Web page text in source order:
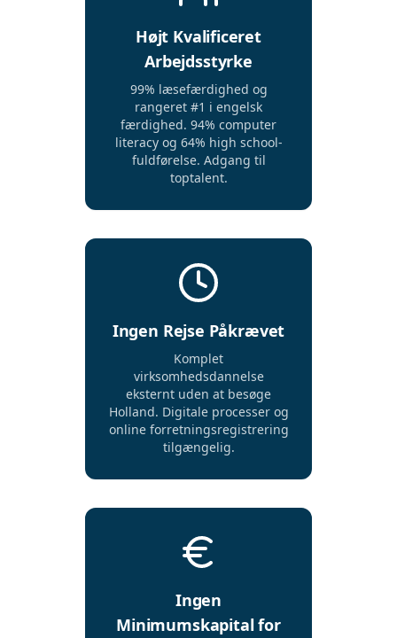
Højt Kvalificeret
Arbejdsstyrke
99% læsefærdighed og
rangeret #1 i engelsk
færdighed. 94% computer
literacy og 64% high school-
fuldførelse. Adgang til
toptalent.
Ingen Rejse Påkrævet
Komplet
virksomhedsdannelse
eksternt uden at besøge
Holland. Digitale processer og
online forretningsregistrering
tilgængelig.
Ingen
Minimumskapital for